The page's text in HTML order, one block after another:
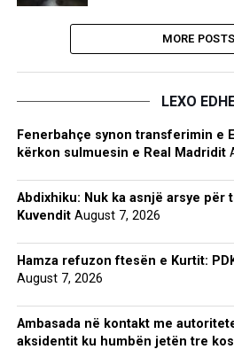
MORE POSTS
LEXO
Fenerbahçe synon transferimin e
kërkon sulmuesin e Real Madridit
Abdixhiku: Nuk ka asnjë arsye për
Kuvendit August 7, 2026
Hamza refuzon ftesën e Kurtit:
August 7, 2026
Ambasada në kontakt me
aksidentit ku humbën jetën tre